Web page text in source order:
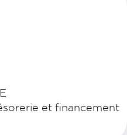
et financement